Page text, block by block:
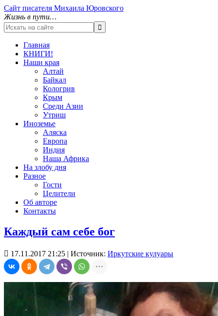
Сайт писателя Михаила Юровского
Жизнь в пути…
Главная
КНИГИ!
Наши края
Алтай
Байкал
Кологрив
Крым
Среди Азии
Утриш
Иноземье
Аляска
Европа
Индия
Наша Африка
На злобу дня
Разное
Гости
Целители
Об авторе
Контакты
Каждый сам себе бог
 17.11.2017 21:25 | Источник: Иркутские кулуары